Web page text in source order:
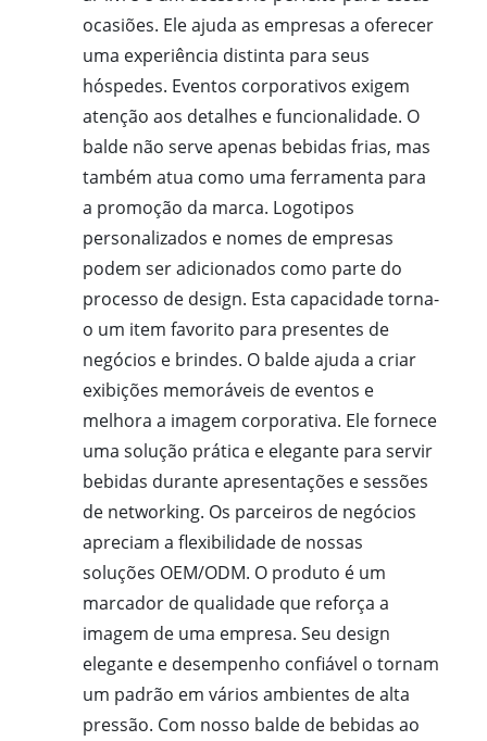
ocasiões. Ele ajuda as empresas a oferecer
uma experiência distinta para seus
hóspedes. Eventos corporativos exigem
atenção aos detalhes e funcionalidade. O
balde não serve apenas bebidas frias, mas
também atua como uma ferramenta para
a promoção da marca. Logotipos
personalizados e nomes de empresas
podem ser adicionados como parte do
processo de design. Esta capacidade torna-
o um item favorito para presentes de
negócios e brindes. O balde ajuda a criar
exibições memoráveis de eventos e
melhora a imagem corporativa. Ele fornece
uma solução prática e elegante para servir
bebidas durante apresentações e sessões
de networking. Os parceiros de negócios
apreciam a flexibilidade de nossas
soluções OEM/ODM. O produto é um
marcador de qualidade que reforça a
imagem de uma empresa. Seu design
elegante e desempenho confiável o tornam
um padrão em vários ambientes de alta
pressão. Com nosso balde de bebidas ao